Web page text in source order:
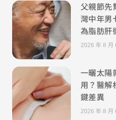
父親節先
灣中年男
為脂肪肝
2026 年 8 月
一曬太陽
用？醫解
鍵差異
2026 年 8 月